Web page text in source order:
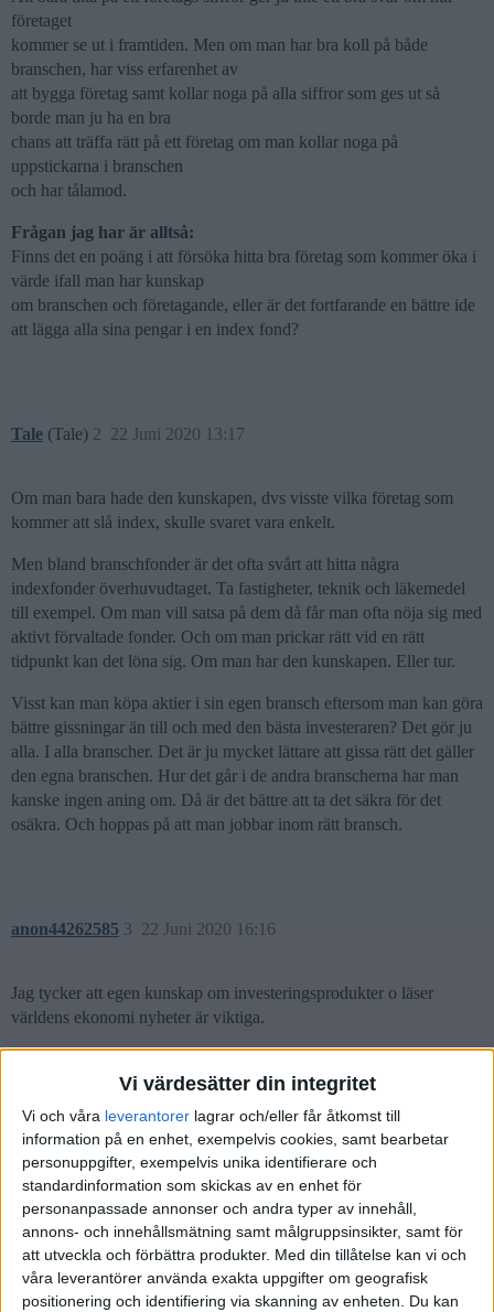
Vi värdesätter din integritet
Vi och våra leverantorer lagrar och/eller får åtkomst till
information på en enhet, exempelvis cookies, samt bearbetar
personuppgifter, exempelvis unika identifierare och
standardinformation som skickas av en enhet för
personanpassade annonser och andra typer av innehåll,
annons- och innehållsmätning samt målgruppsinsikter, samt för
att utveckla och förbättra produkter. Med din tillåtelse kan vi och
våra leverantörer använda exakta uppgifter om geografisk
positionering och identifiering via skanning av enheten. Du kan
företaget
kommer se ut i framtiden. Men om man har bra koll på både
branschen, har viss erfarenhet av
att bygga företag samt kollar noga på alla siffror som ges ut så
borde man ju ha en bra
chans att träffa rätt på ett företag om man kollar noga på
uppstickarna i branschen
och har tålamod.
Frågan jag har är alltså:
Finns det en poäng i att försöka hitta bra företag som kommer öka i
värde ifall man har kunskap
om branschen och företagande, eller är det fortfarande en bättre ide
att lägga alla sina pengar i en index fond?
Tale (Tale) 22 Juni 2020 13:17
2
Om man bara hade den kunskapen, dvs visste vilka företag som
kommer att slå index, skulle svaret vara enkelt.
Men bland branschfonder är det ofta svårt att hitta några
indexfonder överhuvudtaget. Ta fastigheter, teknik och läkemedel
till exempel. Om man vill satsa på dem då får man ofta nöja sig med
aktivt förvaltade fonder. Och om man prickar rätt vid en rätt
tidpunkt kan det löna sig. Om man har den kunskapen. Eller tur.
Visst kan man köpa aktier i sin egen bransch eftersom man kan göra
bättre gissningar än till och med den bästa investeraren? Det gör ju
alla. I alla branscher. Det är ju mycket lättare att gissa rätt det gäller
den egna branschen. Hur det går i de andra branscherna har man
kanske ingen aning om. Då är det bättre att ta det säkra för det
osäkra. Och hoppas på att man jobbar inom rätt bransch.
anon44262585 22 Juni 2020 16:16
3
Jag tycker att egen kunskap om investeringsprodukter o läser
världens ekonomi nyheter är viktiga.
Drojn(Drojn) 22 Juni 2020 19:15
4
Hej Sebastian!
Det finns så många andra faktorer som man behöver ta med i
beaktelse utöver det du skriver ovan. För att bygga en diversifierad
aktieportfölj så ska du enligt mig ligga på 15-20 aktier och gärna
fler än så för att volatiliteten inte ska vara allt för hög. Du ska ha rätt